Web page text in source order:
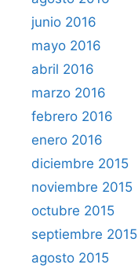
junio 2016
mayo 2016
abril 2016
marzo 2016
febrero 2016
enero 2016
diciembre 2015
noviembre 2015
octubre 2015
septiembre 2015
agosto 2015